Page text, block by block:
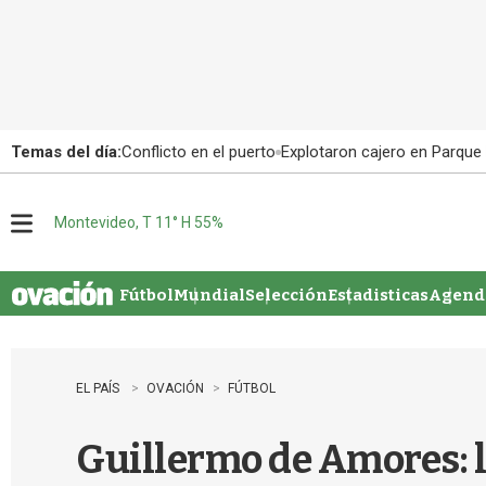
Temas del día:Conflicto en el puerto Explotaron cajero en
u
Montevideo, T 11° H 55%
FútbolMundialSelecciónEstadisticas
EL PAÍS OVACIÓN FÚTBOL
Guillermo de Amores: